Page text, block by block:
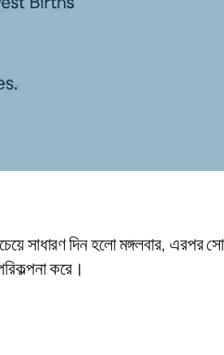
সাধারণ দিন হলো মঙ্গলবার, এরপর
করে।